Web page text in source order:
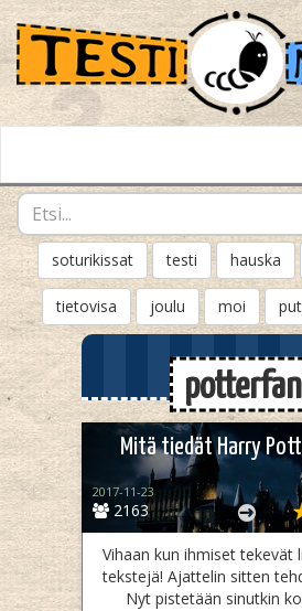
soturikissat testi hauska
tietovisa joulu moi
Mitä tiedät Harry
2163
2017-11-23
Vihaan kun ihmiset tekevät
tekstejä! Ajattelin sitten
Nyt pistetään sinutkin